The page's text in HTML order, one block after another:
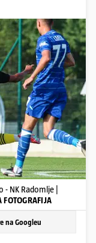
NK Radomlje |
na Googleu